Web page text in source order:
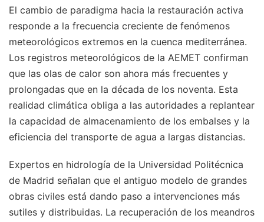
El cambio de paradigma hacia la restauración activa
responde a la frecuencia creciente de fenómenos
meteorológicos extremos en la cuenca mediterránea.
Los registros meteorológicos de la AEMET confirman
que las olas de calor son ahora más frecuentes y
prolongadas que en la década de los noventa. Esta
realidad climática obliga a las autoridades a replantear
la capacidad de almacenamiento de los embalses y la
eficiencia del transporte de agua a largas distancias.
Expertos en hidrología de la Universidad Politécnica
de Madrid señalan que el antiguo modelo de grandes
obras civiles está dando paso a intervenciones más
sutiles y distribuidas. La recuperación de los meandros